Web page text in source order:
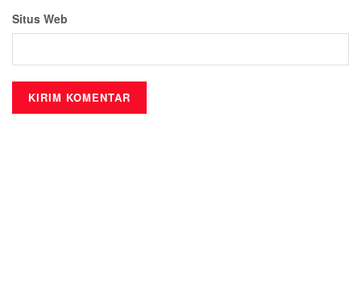
Situs Web